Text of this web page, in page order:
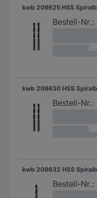
Bestell-Nr.:
Bestell-Nr.:
Bestell-Nr.: